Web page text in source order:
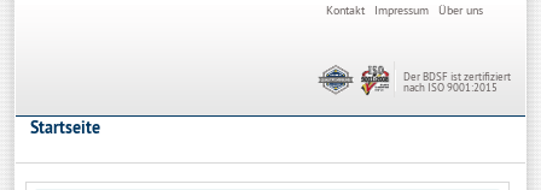
Über uns
Impressum
Kontakt
Der BDSF ist zertifiziert
nach ISO 9001:2015
Startseite